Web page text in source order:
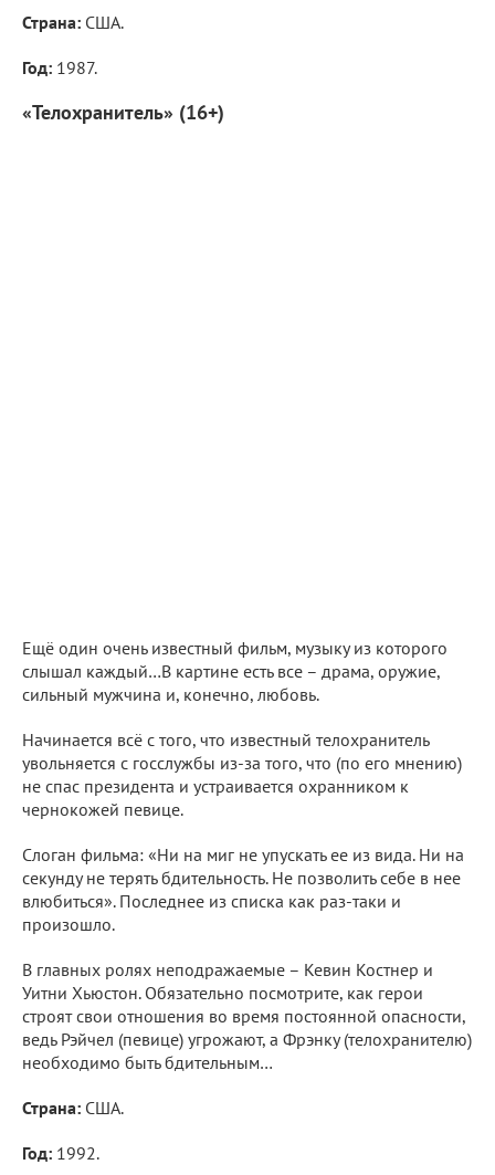
Страна: США.
Год: 1987.
«Телохранитель» (16+)
Ещё один очень известный фильм, музыку из которого
слышал каждый…В картине есть все – драма, оружие,
сильный мужчина и, конечно, любовь.
Начинается всё с того, что известный телохранитель
увольняется с госслужбы из-за того, что (по его мнению)
не спас президента и устраивается охранником к
чернокожей певице.
Слоган фильма: «Ни на миг не упускать ее из вида. Ни на
секунду не терять бдительность. Не позволить себе в нее
влюбиться». Последнее из списка как раз-таки и
произошло.
В главных ролях неподражаемые – Кевин Костнер и
Уитни Хьюстон. Обязательно посмотрите, как герои
строят свои отношения во время постоянной опасности,
ведь Рэйчел (певице) угрожают, а Фрэнку (телохранителю)
необходимо быть бдительным…
Страна: США.
Год: 1992.